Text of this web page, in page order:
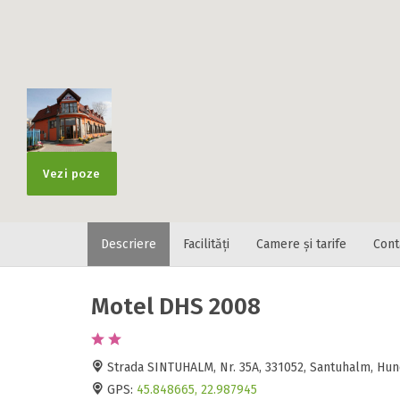
Vezi poze
Descriere Facilități Camere și tarife
Motel DHS 2008
Strada SINTUHALM, Nr. 35A, 331052, Santuhalm,
GPS: 45.848665, 22.987945
E-mail
Numar